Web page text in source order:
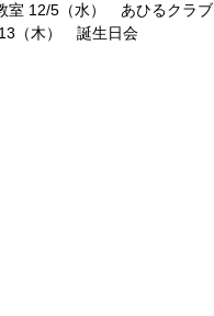
室 12/5（水） あひるクラブ
（木） 誕生日会